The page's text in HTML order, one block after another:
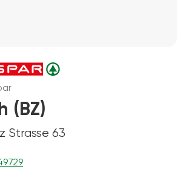
(BZ)
Strasse 63